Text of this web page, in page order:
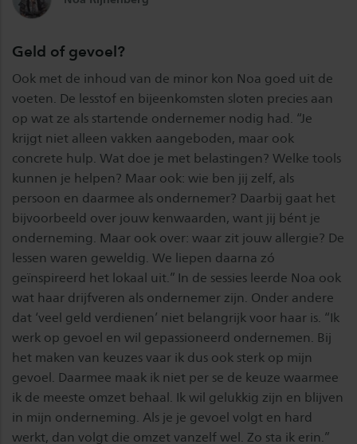
Geld of gevoel?
Ook met de inhoud van de minor kon Noa goed uit de
voeten. De lesstof en bijeenkomsten sloten precies aan
op wat ze als startende ondernemer nodig had. “Je
krijgt niet alleen vakken aangeboden, maar ook
concrete hulp. Wat doe je met belastingen? Welke tools
kunnen je helpen? Maar ook: wie ben jij zelf, als
persoon en daarmee als ondernemer? Daarbij gaat het
bijvoorbeeld over jouw kenwaarden, want jij bént je
onderneming. Maar ook over: waar zit jouw allergie? De
lessen waren geweldig. We liepen daarna zó
geïnspireerd het lokaal uit.” In de sessies leerde Noa ook
wat haar drijfveren als ondernemer zijn. Onder andere
dat ‘veel geld verdienen’ niet belangrijk voor haar is. “Ik
werk op gevoel en wil gepassioneerd ondernemen. Bij
het maken van keuzes vaar ik dus ook sterk op mijn
gevoel. Daarmee maak ik niet per se de keuze waarmee
ik de meeste omzet behaal. Ik wil gelukkig zijn en blijven
in mijn onderneming. Als je je gevoel volgt en hard
werkt, dan volgt die omzet vanzelf wel. Zo sta ik erin.”